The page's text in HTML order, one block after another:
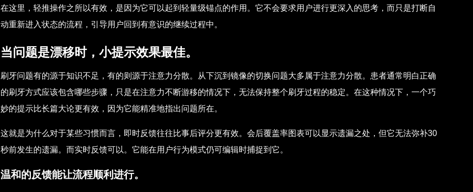
在这里，轻推操作之所以有效，是因为它可以起到轻量级锚点的作用。它不会要求用户进行更深入的思考，而只是打断自
动重新进入状态的流程，引导用户回到有意识的继续过程中。
当问题是漂移时，小提示效果最佳。
刷牙问题有的源于知识不足，有的则源于注意力分散。从下沉到镜像的切换问题大多属于注意力分散。患者通常明白正确
的刷牙方式应该包含哪些步骤，只是在注意力不断游移的情况下，无法保持整个刷牙过程的稳定。在这种情况下，一个巧
妙的提示比长篇大论更有效，因为它能精准地指出问题所在。
这就是为什么对于某些习惯而言，即时反馈往往比事后评分更有效。会后覆盖率图表可以显示遗漏之处，但它无法弥补30
秒前发生的遗漏。而实时反馈可以。它能在用户行为模式仍可编辑时捕捉到它。
温和的反馈能让流程顺利进行。